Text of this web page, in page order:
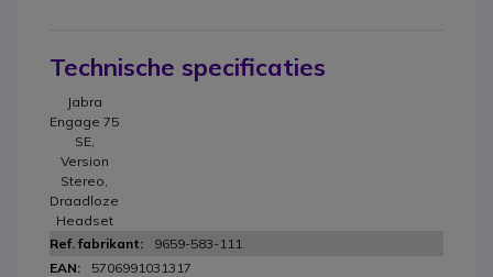
Technische specificaties
Jabra
Engage 75
SE,
Version
Stereo,
Draadloze
Headset
9659-583-111
5706991031317